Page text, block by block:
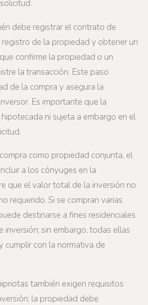
debe registrar el contrato de
de la propiedad y obtener un
confirme la propiedad o un
la transacción. Este paso
de la compra y asegura la
Es importante que la
ni sujeta a embargo en el
como propiedad conjunta, el
a los cónyuges en la
que el valor total de la inversión no
requerido. Si se compran varias
destinarse a fines residenciales
inversión; sin embargo, todas ellas
cumplir con la normativa de
también exigen requisitos
la propiedad debe